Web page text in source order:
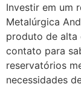
Investir em um
Metalúrgica
produto de alta
contato para
reservatórios
necessidades